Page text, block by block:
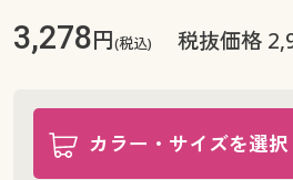
よくある質問とお問い合わせ
3,278円(税込) 税抜価格
カラー・サイズを選